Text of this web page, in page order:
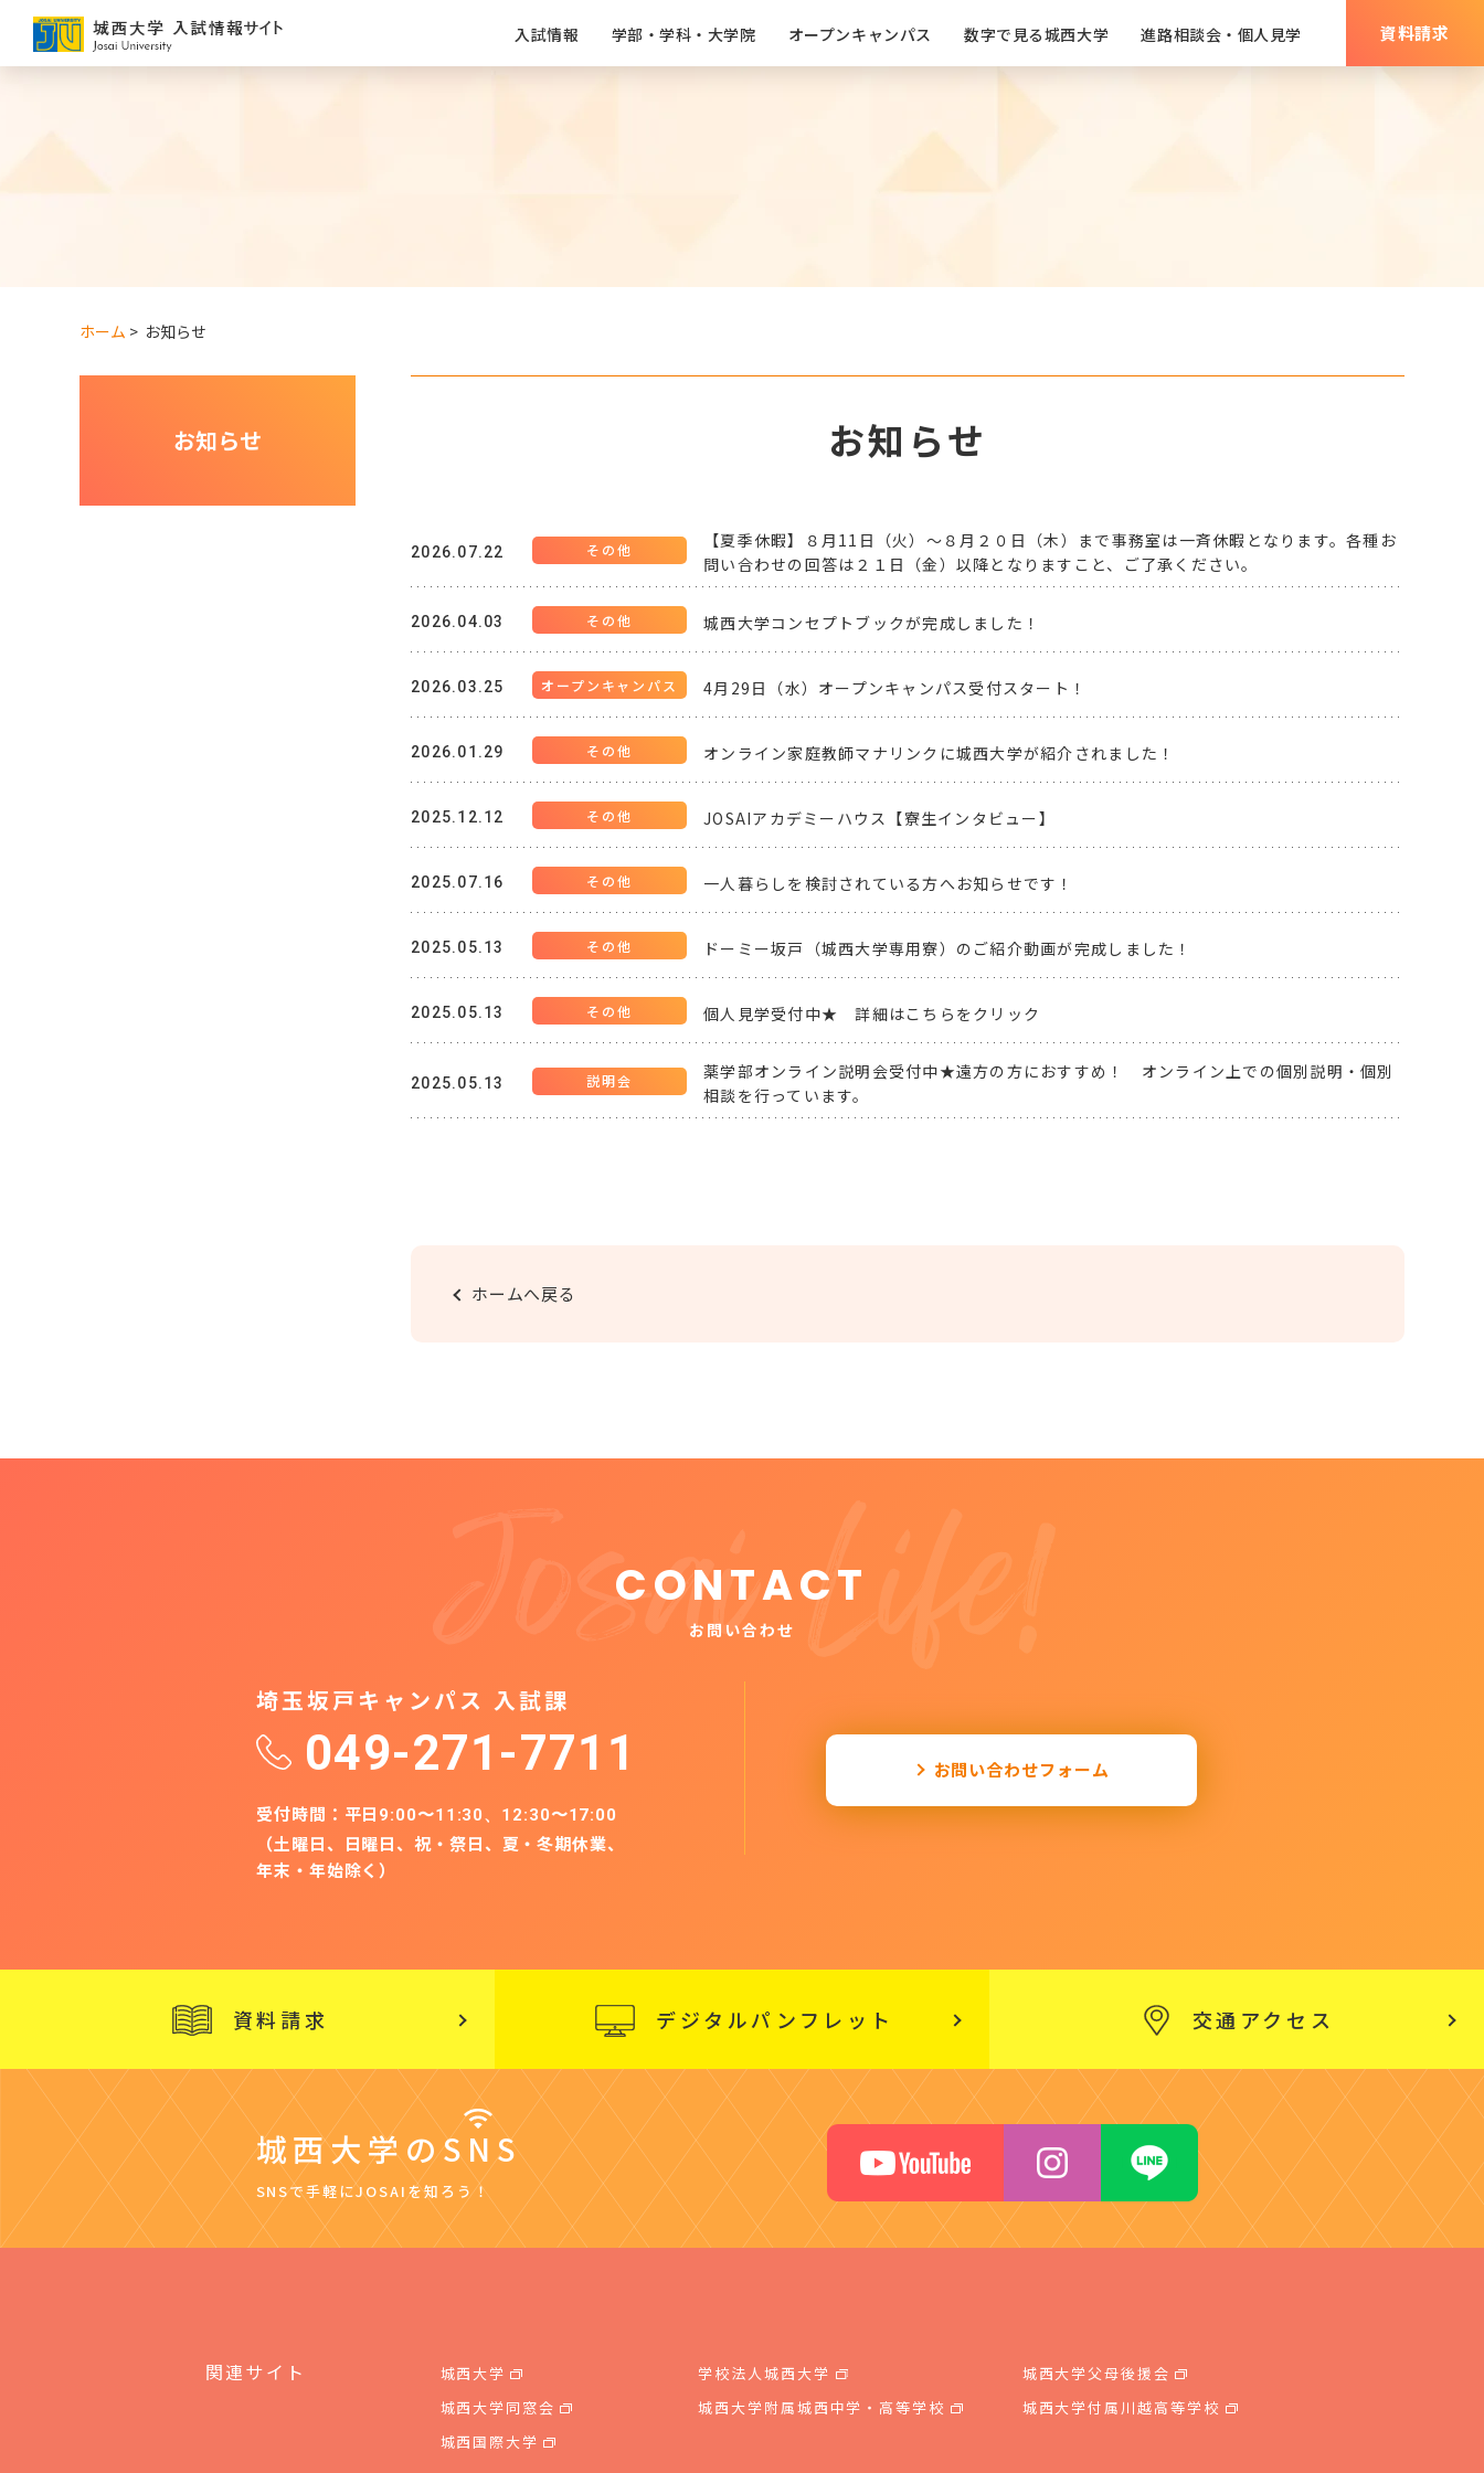
ー
へ
タ
⼊試情報 学部・学科・⼤学院 オープンキャンパス 数字で⾒る城⻄⼤学 進路相談会・個⼈⾒学 資料請求
ホーム > お知らせ
お知らせ
2026.07.22
【夏季休暇】８月11日（火）～８月２０日（木）まで事務室は一斉休暇となります。各種お
問い合わせの回答は２１日（金）以降となりますこと、ご了承ください。
2026.04.03 城西大学コンセプトブックが完成しました！
2026.03.25 4月29日（水）オープンキャンパス受付スタート！
2026.01.29 オンライン家庭教師マナリンクに城西大学が紹介されました！
2025.12.12 JOSAIアカデミーハウス【寮生インタビュー】
2025.07.16 一人暮らしを検討されている方へお知らせです！
2025.05.13 ドーミー坂戸（城西大学専用寮）のご紹介動画が完成しました！
2025.05.13 個人見学受付中★ 詳細はこちらをクリック
2025.05.13
薬学部オンライン説明会受付中★遠方の方におすすめ！ オンライン上での個別説明・個別
相談を行っています。
お知らせ
ホームへ戻る
CONTACT
お問い合わせ
埼玉坂⼾キャンパス ⼊試課
049-271-7711
受付時間：平日 9:00〜11:30、12:30〜17:00
（土曜日、日曜日、祝‧祭日、夏‧冬期休業、
年末‧年始除く）
お問い合わせフォーム
資料請求 デジタルパンフレット 交通アクセス
城西大学のSNS
SNSで手軽にJOSAIを知ろう！
関連サイト 城西大学 学校法人城西大学
城西大学父母後援会
城西大学同窓会
城西大学附属城西中学・高等学校
城西大学付属川越高等学校
城西国際大学